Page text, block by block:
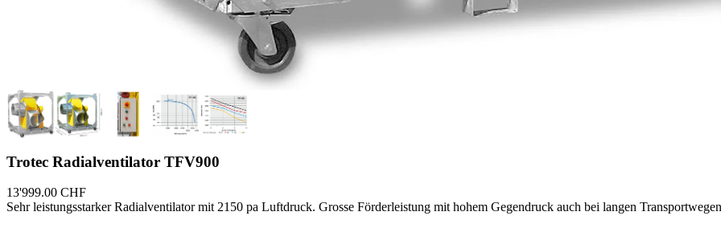
Trotec Radialventilator TFV900
13'999.00 CHF
Sehr leistungsstarker Radialventilator mit 2150 pa Luftdruck. Grosse Förderleistung mit hohem Gegendruck auch bei langen